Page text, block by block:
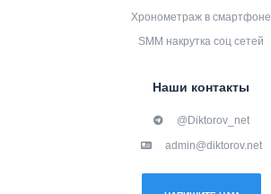
Хронометраж в смартфоне
SMM накрутка соц сетей
Наши контакты
@Diktorov_net
admin@diktorov.net